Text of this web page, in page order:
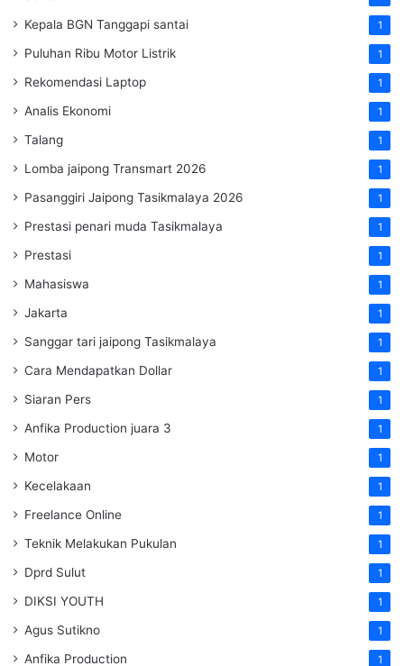
Kepala BGN Tanggapi santai 1
Puluhan Ribu Motor Listrik 1
Rekomendasi Laptop 1
Analis Ekonomi 1
Talang 1
Lomba jaipong Transmart 2026 1
Pasanggiri Jaipong Tasikmalaya 2026 1
Prestasi penari muda Tasikmalaya 1
Prestasi 1
Mahasiswa 1
Jakarta 1
Sanggar tari jaipong Tasikmalaya 1
Cara Mendapatkan Dollar 1
Siaran Pers 1
Anfika Production juara 3 1
Motor 1
Kecelakaan 1
Freelance Online 1
Teknik Melakukan Pukulan 1
Dprd Sulut 1
DIKSI YOUTH 1
Agus Sutikno 1
Anfika Production 1